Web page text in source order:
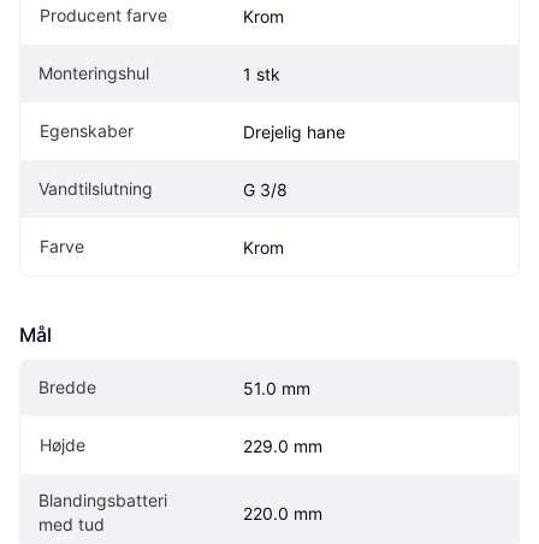
Producent farve Krom
Monteringshul 1 stk
Egenskaber Drejelig hane
Vandtilslutning G 3/8
Farve Krom
Mål
Bredde 51.0 mm
Højde 229.0 mm
Blandingsbatteri
med tud
220.0 mm